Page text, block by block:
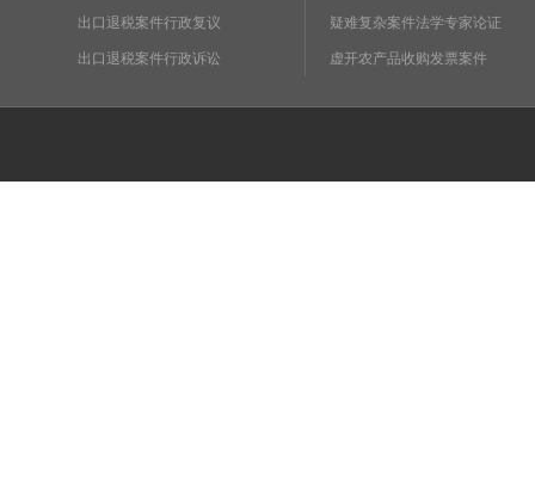
出口退税案件行政复议
出口退税案件行政诉讼
疑难复杂案件法学专家论证
虚开农产品收购发票案件